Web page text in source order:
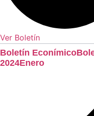
Ver Boletín
Boletín
2024Enero